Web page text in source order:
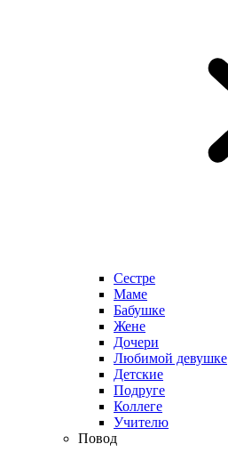
Сестре
Маме
Бабушке
Жене
Дочери
Любимой девушке
Детские
Подруге
Коллеге
Учителю
Повод